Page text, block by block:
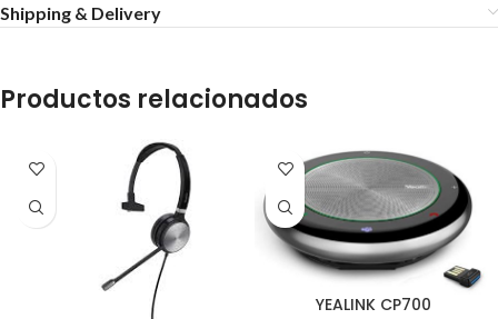
Shipping & Delivery
Productos relacionados
YEALINK CP700